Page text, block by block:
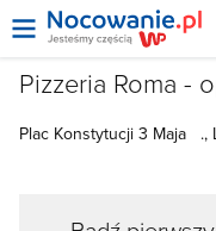
Pizzeria Roma -
Plac Konstytucji 3 Maja .,